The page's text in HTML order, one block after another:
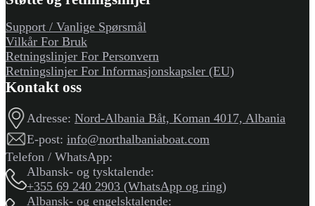
Support / Vanlige Spørsmål
Vilkår For Bruk
Retningslinjer For Personvern
Retningslinjer For Informasjonskapsler (EU)
Kontakt oss
Adresse: Nord-Albania Båt, Koman 4017, Albania
E-post: info@northalbaniaboat.com
Telefon / WhatsApp:
Albansk- og tysktalende:
+355 69 240 2903 (WhatsApp og ring)
Albansk- og engelsktalende: